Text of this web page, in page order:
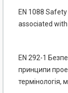
EN 1088
associated
EN 292-1
принципи
термінологія,